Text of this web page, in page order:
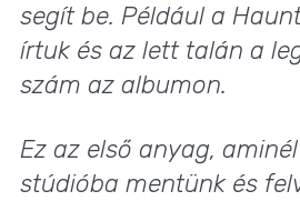
segít be. Például a
írtuk és az lett talán a
szám az albumon.
Ez az első anyag,
stúdióba mentünk és